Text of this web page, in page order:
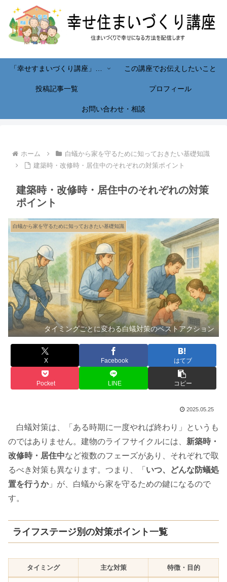
この講座でお伝えしたいこと
投稿記事一覧 プロフィール
お問い合わせ・相談
ホーム
白蟻から家を守るために知っておきたい基礎知識
建築時・改修時・居住中のそれぞれの対策ポイント
建築時・改修時・居住中のそれぞれの対策
ポイント
白蟻から家を守るために知っておきたい基礎知識
タイミングごとに変わる白蟻対策のベストアクション
X Facebook はてブ
Pocket LINE コピー
2025.05.25
白蟻対策は、「ある時期に一度やれば終わり」というも
のではありません。建物のライフサイクルには、 新築時・
改修時・居住中など複数のフェーズがあり、それぞれで取
るべき対策も異なります。つまり、「 いつ、どんな防蟻処
置を行うか」が、白蟻から家を守るための鍵になるので
す。
ライフステージ別の対策ポイント一覧
タイミング 主な対策 特徴・目的